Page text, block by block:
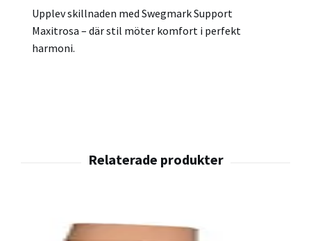
Upplev skillnaden med Swegmark Support
Maxitrosa – där stil möter komfort i perfekt
harmoni.